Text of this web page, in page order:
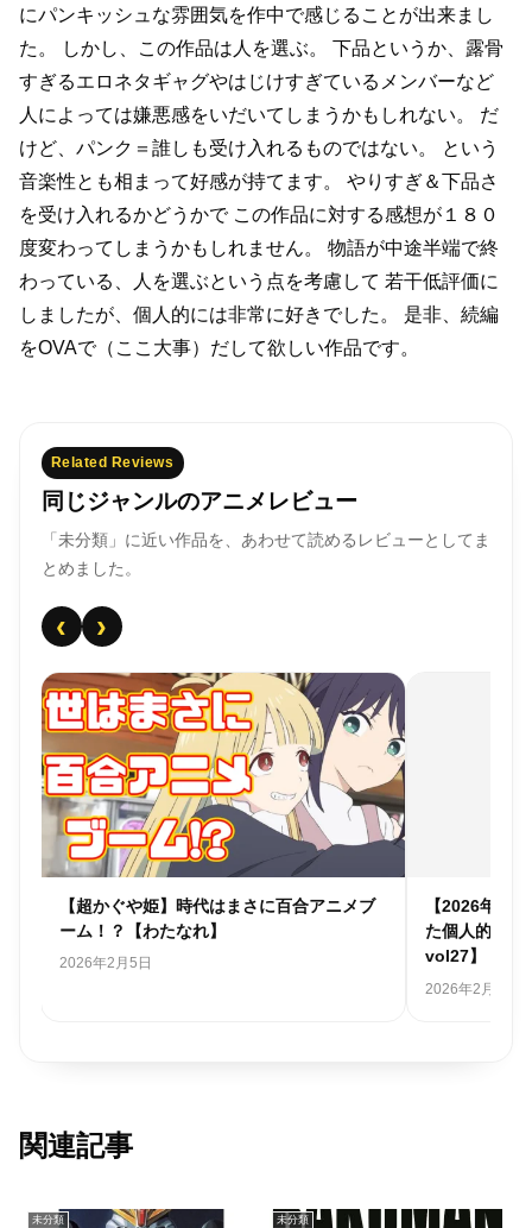
にパンキッシュな雰囲気を作中で感じることが出来まし
た。
しかし、この作品は人を選ぶ。
下品というか、露骨
すぎるエロネタギャグやはじけすぎているメンバーなど
人によっては嫌悪感をいだいてしまうかもしれない。
だ
けど、パンク＝誰しも受け入れるものではない。
という
音楽性とも相まって好感が持てます。
やりすぎ＆下品さ
を受け入れるかどうかでこの作品に対する感想が１８０
度変わってしまうかもしれません。
物語が中途半端で終
わっている、人を選ぶという点を考慮して 若干低評価に
しましたが、個人的には非常に好きでした。
是非、続編
をOVAで（ここ大事）だして欲しい作品です。
Related Reviews
同じジャンルのアニメレビュー
「未分類」に近い作品を、あわせて読めるレビューとしてま
とめました。
‹ ›
【超かぐや姫】時代はまさに百合アニメブ
ーム！？【わたなれ】
2026年2月5日
【2026年ア
た個人的アニ
vol27】
2026年2月1日
関連記事
未分類 未分類